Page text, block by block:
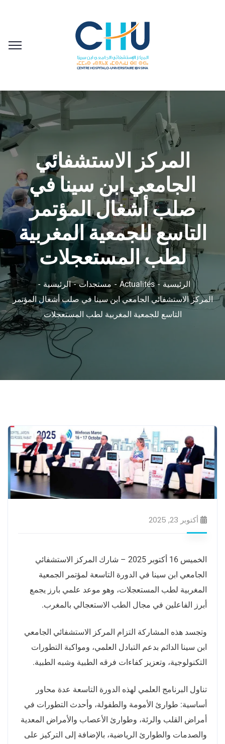
المركز الاستشفائي
الجامعي ابن سينا في
صلب أشغال المؤتمر
التاسع للجمعية المغربية
لطب المستعجلات
الرئيسية Actualités مستجدات
الرئيسية
المركز الاستشفائي الجامعي ابن سينا في صلب أشغال المؤتمر
التاسع للجمعية المغربية لطب المستعجلات
أكتوبر 23, 2025
الخميس 16 أكتوبر 2025 – شارك المركز الاستشفائي
الجامعي ابن سينا في الدورة التاسعة لمؤتمر الجمعية
المغربية لطب المستعجلات، وهو موعد علمي بارز يجمع
أبرز الفاعلين في مجال الطب الاستعجالي بالمغرب.
وتجسد هذه المشاركة التزام المركز الاستشفائي الجامعي
ابن سينا الدائم بدعم التبادل العلمي، ومواكبة التطورات
التكنولوجية، وتعزيز كفاءات فرقه الطبية وشبه الطبية.
تناول البرنامج العلمي لهذه الدورة التاسعة عدة محاور
أساسية: طوارئ الأمومة والطفولة، وأحدث التطورات في
أمراض القلب والرئة، وطوارئ الأعصاب والأمراض المعدية
والصدمات والطوارئ الرياضية، بالإضافة إلى التركيز على